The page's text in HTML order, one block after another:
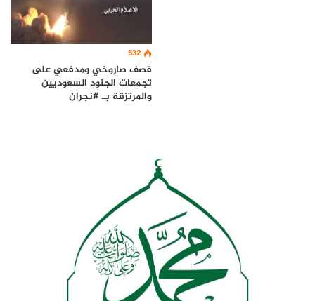
532
قصف صاروخي ومدفعي على
تجمعات الجنود السعوديين
والمرتزقة بـ #نجران